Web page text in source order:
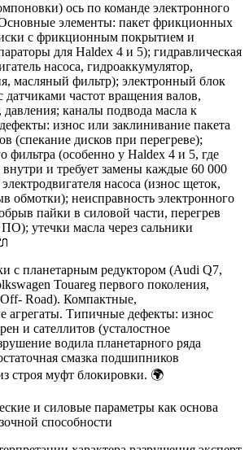
ось по команде электронного
элементы: пакет фрикционных
с фрикционным покрытием и
для Haldex 4 и 5); гидравлическая
насоса, гидроаккумулятор,
масляный фильтр); электронный блок
датчиками частот вращения валов,
давления; каналы подвода масла к
износ или заклинивание пакета
(спекание дисков при перегреве);
фильтра (особенно у Haldex 4 и 5, где
и требует замены каждые 60 000
насоса (износ щеток,
обмотки); неисправность электронного
пайки в силовой части, перегрев
утечки масла через сальники
с планетарным редуктором (Audi Q7,
Touareg первого поколения,
Road). Компактные,
агрегаты. Типичные дефекты: износ
и сателлитов (усталостное
водила планетарного ряда
смазка подшипников
строя муфт блокировки. 🌍
и силовые параметры как основа
способности